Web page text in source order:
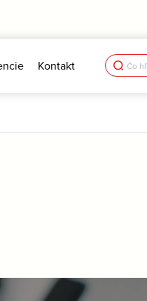
Kontakt Search
for: